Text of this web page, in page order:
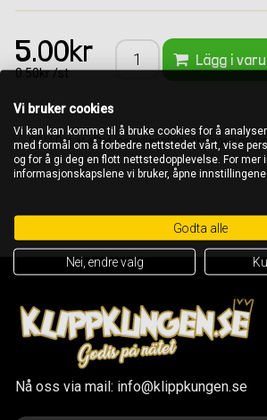
5.00kr
0.50kr /st
Lägg i
OBS! Det är alltid ingrediensförteckningen på
Nå oss via mail: info@klippkungen.se
Vi bruker cookies
Vi kan kan komme til å bruke cookies for å
med formål om å forbedre nettstedet vårt, vise
og for å gi deg en flott nettstedopplevelse. For mer
informasjonskapslene vi bruker, åpne innstillingene.
Godta alle
Nei, endre valg